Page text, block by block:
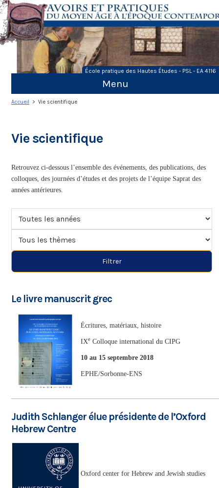
Skip
to
content
École pratique des Hautes Études - PSL - EA 4116
Menu
Accueil > Vie scientifique
Vie scientifique
Retrouvez ci-dessous l’ensemble des événements, des publications, des
colloques, des journées d’études et des projets de l’équipe Saprat des
années antérieures.
Filtrer
Le livre manuscrit grec
Écritures, matériaux, histoire
IXeColloque international du CIPG
10 au 15 septembre 2018
EPHE/Sorbonne-ENS
Judith Schlanger élue présidente de l’Oxford
Hebrew Centre
Oxford center for Hebrew and Jewish studies